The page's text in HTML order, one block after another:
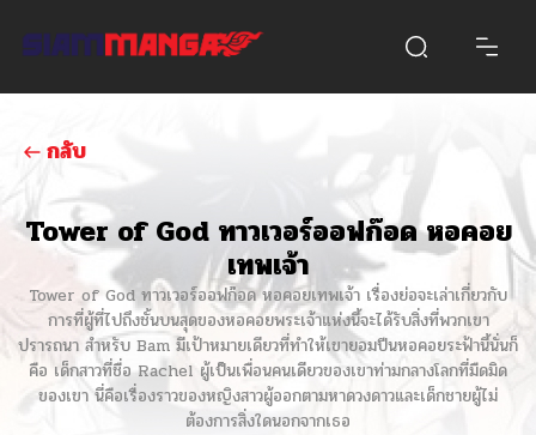
กลับ
Tower of God ทาวเวอร์ออฟก๊อด หอคอย
เทพเจ้า
Tower of God ทาวเวอร์ออฟก๊อด หอคอยเทพเจ้า เรื่องย่อจะเล่าเกี่ยวกับ
การที่ผู้ที่ไปถึงชั้นบนสุดของหอคอยพระเจ้าแห่งนี้จะได้รับสิ่งที่พวกเขา
ปรารถนา สำหรับ Bam มีเป้าหมายเดียวที่ทำให้เขายอมปีนหอคอยระฟ้านี้นั่นก็
คือ เด็กสาวที่ชื่อ Rachel ผู้เป็นเพื่อนคนเดียวของเขาท่ามกลางโลกที่มืดมิด
ของเขา นี่คือเรื่องราวของหญิงสาวผู้ออกตามหาดวงดาวและเด็กชายผู้ไม่
ต้องการสิ่งใดนอกจากเธอ